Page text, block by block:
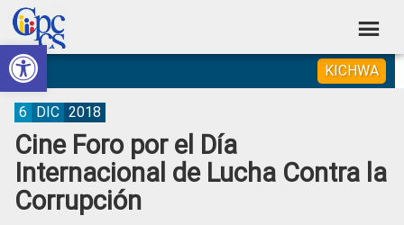
Abrir barra de herramientas
Skip
to
primary
navigation
Skip
to
main
content
Skip
to
primary
sidebar
Skip
to
footer
Consejo
de
Participación
Ciudadana
Control
Construyendo
Poder
Ciudadano
KICHWA
Cine Foro por el Día
Internacional de Lucha Contra la
Corrupción
6 DIC 2018